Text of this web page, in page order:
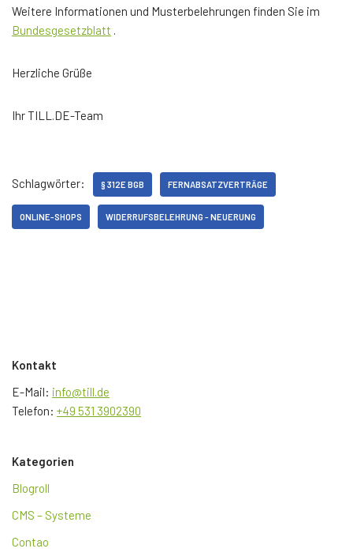
Weitere Informationen und Musterbelehrungen finden Sie im
Bundesgesetzblatt .
Herzliche Grüße
Ihr TILL.DE-Team
Schlagwörter: § 312E BGB FERNABSATZVERTRÄGE
ONLINE-SHOPS WIDERRUFSBELEHRUNG - NEUERUNG
Kontakt
E-Mail: info@till.de
Telefon: +49 531 3902390
Kategorien
Blogroll
CMS – Systeme
Contao